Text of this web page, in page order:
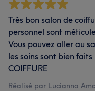
Très bon salon de
personnel sont
Vous pouvez aller au
les soins sont bien
COIFFURE
Réalisé par Lucianna